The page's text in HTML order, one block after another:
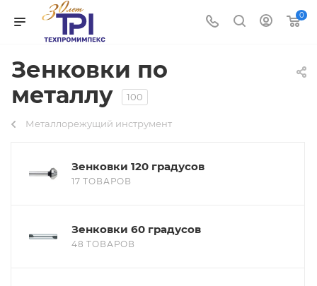
0
Зенковки по
металлу
100
Металлорежущий инструмент
Зенковки 120 градусов
17 ТОВАРОВ
Зенковки 60 градусов
48 ТОВАРОВ